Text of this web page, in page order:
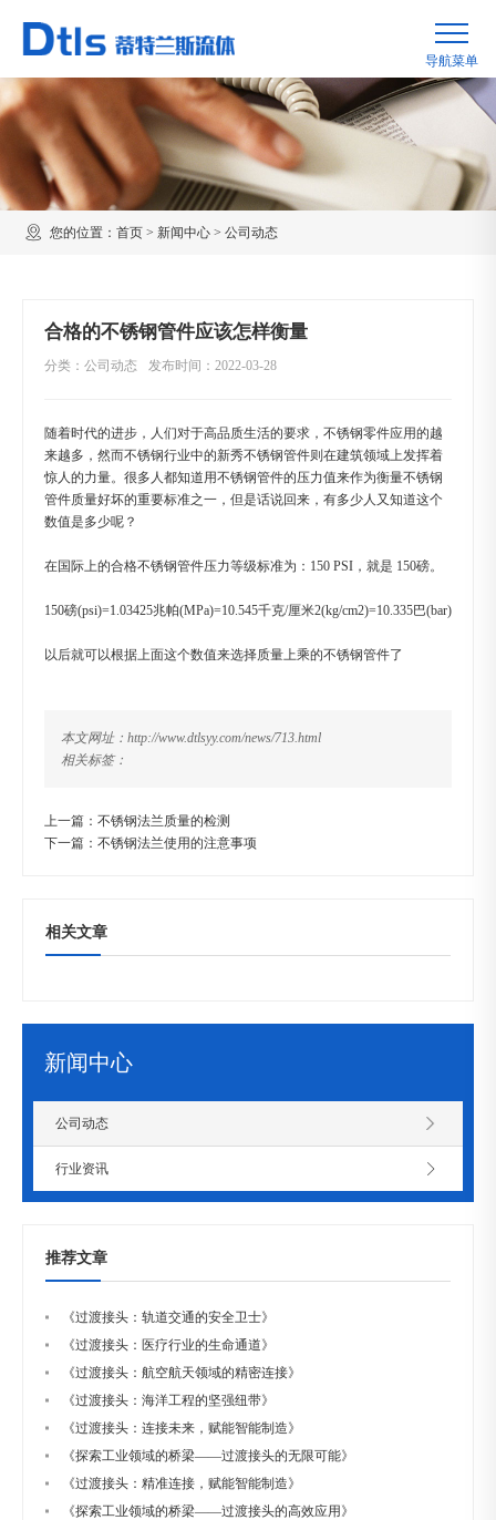
您的位置： 首页 > 新闻中心 > 公司动态
合格的不锈钢管件应该怎样衡量
分类：公司动态 发布时间：2022-03-28
随着时代的进步，人们对于高品质生活的要求，不锈钢零件应用的越
来越多，然而不锈钢行业中的新秀不锈钢管件则在建筑领域上发挥着
惊人的力量。很多人都知道用不锈钢管件的压力值来作为衡量不锈钢
管件质量好坏的重要标准之一，但是话说回来，有多少人又知道这个
数值是多少呢？
在国际上的合格不锈钢管件压力等级标准为：150 PSI，就是 150磅。
150磅(psi)=1.03425兆帕(MPa)=10.545千克/厘米2(kg/cm2)=10.335巴(bar)
以后就可以根据上面这个数值来选择质量上乘的不锈钢管件了
本文网址：http://www.dtlsyy.com/news/713.html
相关标签：
上一篇： 不锈钢法兰质量的检测
下一篇： 不锈钢法兰使用的注意事项
相关文章
新闻中心
公司动态
行业资讯
推荐文章
《过渡接头：轨道交通的安全卫士》
《过渡接头：医疗行业的生命通道》
《过渡接头：航空航天领域的精密连接》
《过渡接头：海洋工程的坚强纽带》
《过渡接头：连接未来，赋能智能制造》
《探索工业领域的桥梁——过渡接头的无限可能》
《过渡接头：精准连接，赋能智能制造》
《探索工业领域的桥梁——过渡接头的高效应用》